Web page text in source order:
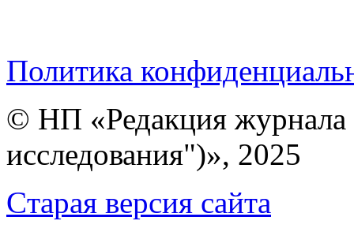
Политика
© НП «Редакция
исследования")», 2025
Cтарая версия сайта